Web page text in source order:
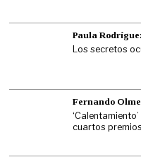
Paula
Los secretos
Fernando
cuartos